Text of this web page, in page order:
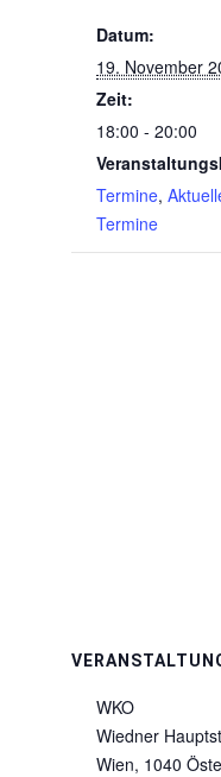
Datum:
19. November
Zeit:
18:00 - 20:00
Termine,
Termine
WKO
Wiedner
Wien, 1040